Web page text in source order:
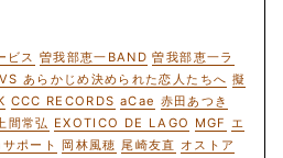
ビス 曽我部恵一BAND 曽我部恵一ラ
あらかじめ決められた恋人たちへ 擬
CCC RECORDS aCae 赤田あつき
間常弘 EXOTICO DE LAGO MGF エ
ポート 岡林風穂 尾崎友直 オストア